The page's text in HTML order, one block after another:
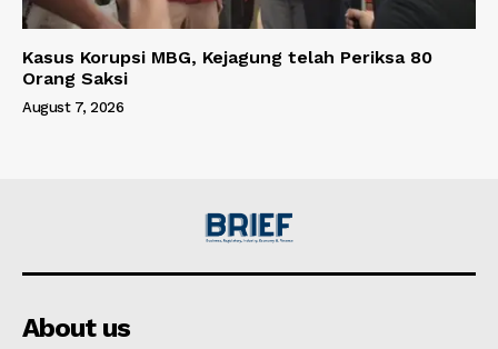
Kasus Korupsi MBG, Kejagung telah Periksa 80
Orang Saksi
August 7, 2026
About us